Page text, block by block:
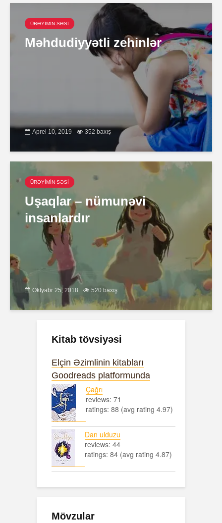
ÜRƏYİMİN SƏSİ
Məhdudiyyətli zehinlər
Aprel 10, 2019 352 baxış
ÜRƏYİMİN SƏSİ
Uşaqlar – nümunəvi
insanlardır
Oktyabr 25, 2018 520 baxış
Kitab tövsiyəsi
Elçin Əzimlinin kitabları
Goodreads platformunda
Çağrı
reviews: 71
ratings: 88 (avg rating 4.97)
Dan ulduzu
reviews: 44
ratings: 84 (avg rating 4.87)
Mövzular